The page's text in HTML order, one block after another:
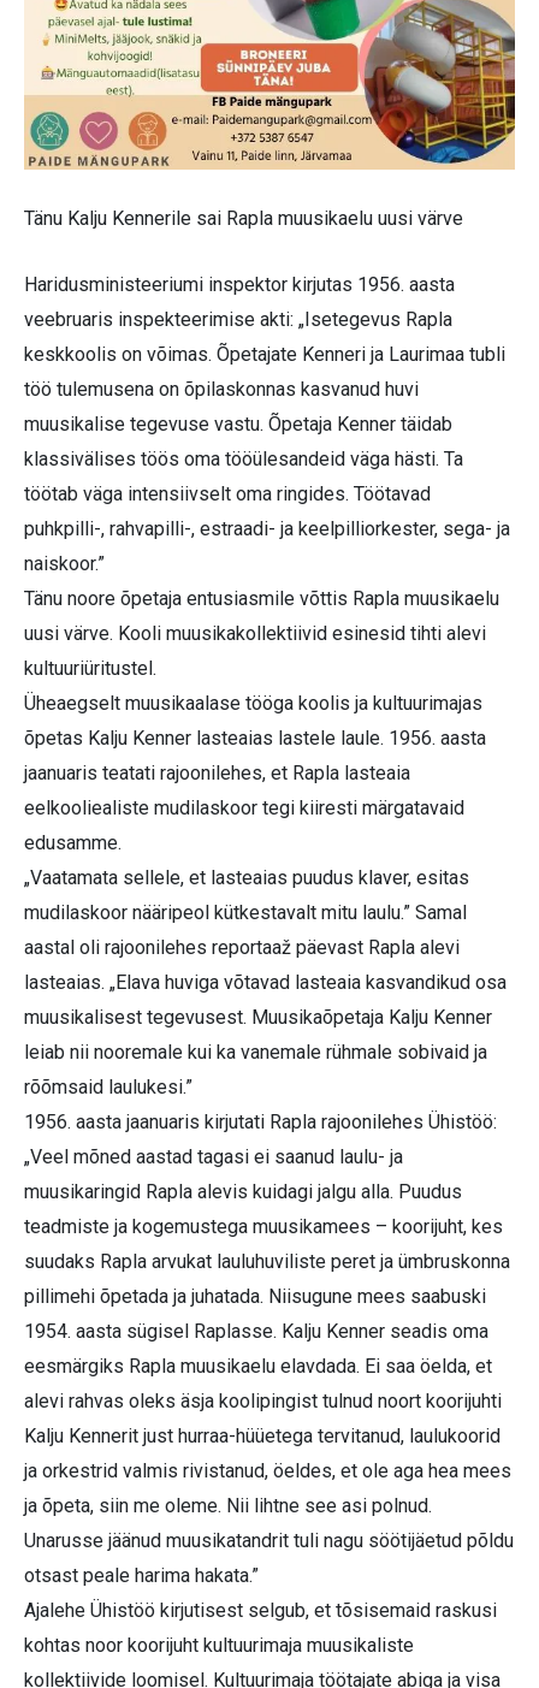
Tänu Kalju Kennerile sai Rapla muusikaelu uusi värve
Haridusministeeriumi inspektor kirjutas 1956. aasta
veebruaris inspekteerimise akti: „Isetegevus Rapla
keskkoolis on võimas. Õpetajate Kenneri ja Laurimaa tubli
töö tulemusena on õpilaskonnas kasvanud huvi
muusikalise tegevuse vastu. Õpetaja Kenner täidab
klassivälises töös oma tööülesandeid väga hästi. Ta
töötab väga intensiivselt oma ringides. Töötavad
puhkpilli-, rahvapilli-, estraadi- ja keelpilliorkester, sega- ja
naiskoor.”
Tänu noore õpetaja entusiasmile võttis Rapla muusikaelu
uusi värve. Kooli muusikakollektiivid esinesid tihti alevi
kultuuriüritustel.
Üheaegselt muusikaalase tööga koolis ja kultuurimajas
õpetas Kalju Kenner lasteaias lastele laule. 1956. aasta
jaanuaris teatati rajoonilehes, et Rapla lasteaia
eelkooliealiste mudilaskoor tegi kiiresti märgatavaid
edusamme.
„Vaatamata sellele, et lasteaias puudus klaver, esitas
mudilaskoor nääripeol kütkestavalt mitu laulu.” Samal
aastal oli rajoonilehes reportaaž päevast Rapla alevi
lasteaias. „Elava huviga võtavad lasteaia kasvandikud osa
muusikalisest tegevusest. Muusikaõpetaja Kalju Kenner
leiab nii nooremale kui ka vanemale rühmale sobivaid ja
rõõmsaid laulukesi.”
1956. aasta jaanuaris kirjutati Rapla rajoonilehes Ühistöö:
„Veel mõned aastad tagasi ei saanud laulu- ja
muusikaringid Rapla alevis kuidagi jalgu alla. Puudus
teadmiste ja kogemustega muusikamees – koorijuht, kes
suudaks Rapla arvukat lauluhuviliste peret ja ümbruskonna
pillimehi õpetada ja juhatada. Niisugune mees saabuski
1954. aasta sügisel Raplasse. Kalju Kenner seadis oma
eesmärgiks Rapla muusikaelu elavdada. Ei saa öelda, et
alevi rahvas oleks äsja koolipingist tulnud noort koorijuhti
Kalju Kennerit just hurraa-hüüetega tervitanud, laulukoorid
ja orkestrid valmis rivistanud, öeldes, et ole aga hea mees
ja õpeta, siin me oleme. Nii lihtne see asi polnud.
Unarusse jäänud muusikatandrit tuli nagu söötijäetud põldu
otsast peale harima hakata.”
Ajalehe Ühistöö kirjutisest selgub, et tõsisemaid raskusi
kohtas noor koorijuht kultuurimaja muusikaliste
kollektiivide loomisel. Kultuurimaja töötajate abiga ja visa